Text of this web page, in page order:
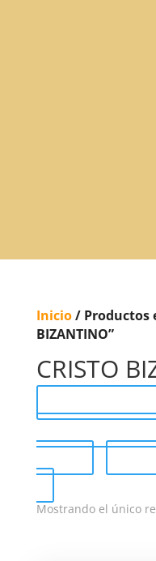
Inicio/ Productos
BIZANTINO”
CRISTO
Mostrando el único